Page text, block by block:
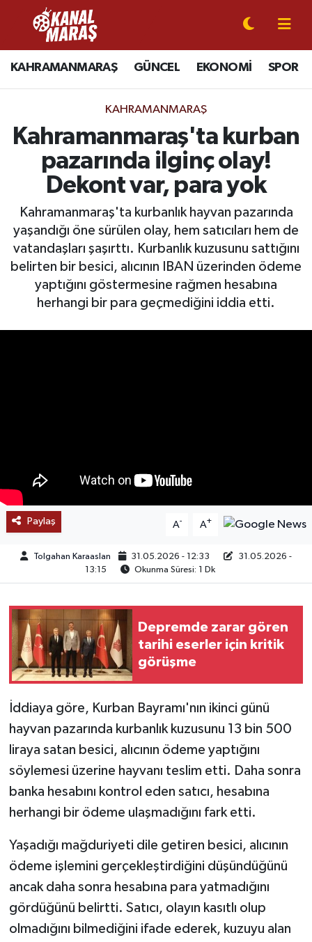
KAHRAMANMARAŞ GÜNCEL EKONOMİ SPOR
KAHRAMANMARAŞ
Kahramanmaraş'ta kurban
pazarında ilginç olay!
Dekont var, para yok
Kahramanmaraş'ta kurbanlık hayvan pazarında
yaşandığı öne sürülen olay, hem satıcıları hem de
vatandaşları şaşırttı. Kurbanlık kuzusunu sattığını
belirten bir besici, alıcının IBAN üzerinden ödeme
yaptığını göstermesine rağmen hesabına
herhangi bir para geçmediğini iddia etti.
Paylaş A- A+
Tolgahan Karaaslan 31.05.2026 - 12:33
31.05.2026 -
13:15
Okunma Süresi: 1 Dk
Depremde zarar gören
tarihi eserler için kritik
görüşme
İddiaya göre, Kurban Bayramı'nın ikinci günü
hayvan pazarında kurbanlık kuzusunu 13 bin 500
liraya satan besici, alıcının ödeme yaptığını
söylemesi üzerine hayvanı teslim etti. Daha sonra
banka hesabını kontrol eden satıcı, hesabına
herhangi bir ödeme ulaşmadığını fark etti.
Yaşadığı mağduriyeti dile getiren besici, alıcının
ödeme işlemini gerçekleştirdiğini düşündüğünü
ancak daha sonra hesabına para yatmadığını
gördüğünü belirtti. Satıcı, olayın kasıtlı olup
olmadığını bilmediğini ifade ederek, kuzuyu alan
CANLI YAYIN
KAHRAMANMARAŞ
SPOR
SİYASET
EKONOMİ
GÜNDEM
MAGAZİN
POPÜLER
DÜNYA
MEDYA
OTOMOTİV
TEKNOLOJİ
KÜLTÜR SANAT
Kahramanmaraş Nöbetçi Eczaneler
Kahramanmaraş Hava Durumu
Kahramanmaraş Trafik Yoğunluk Haritası
Süper Lig Puan Durumu ve Fikstür
Tüm Manşetler
Son Dakika Haberleri
Haber Arşivi